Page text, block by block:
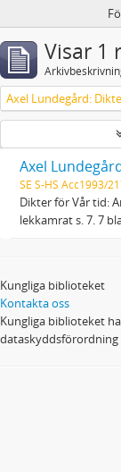
Visar 1
Axel
SE S-HS Acc1993/
Dikter för Vår tid:
lekkamrat s. 7. 7
Kungliga biblioteket
Kontakta oss
Kungliga biblioteket
dataskyddsförordning